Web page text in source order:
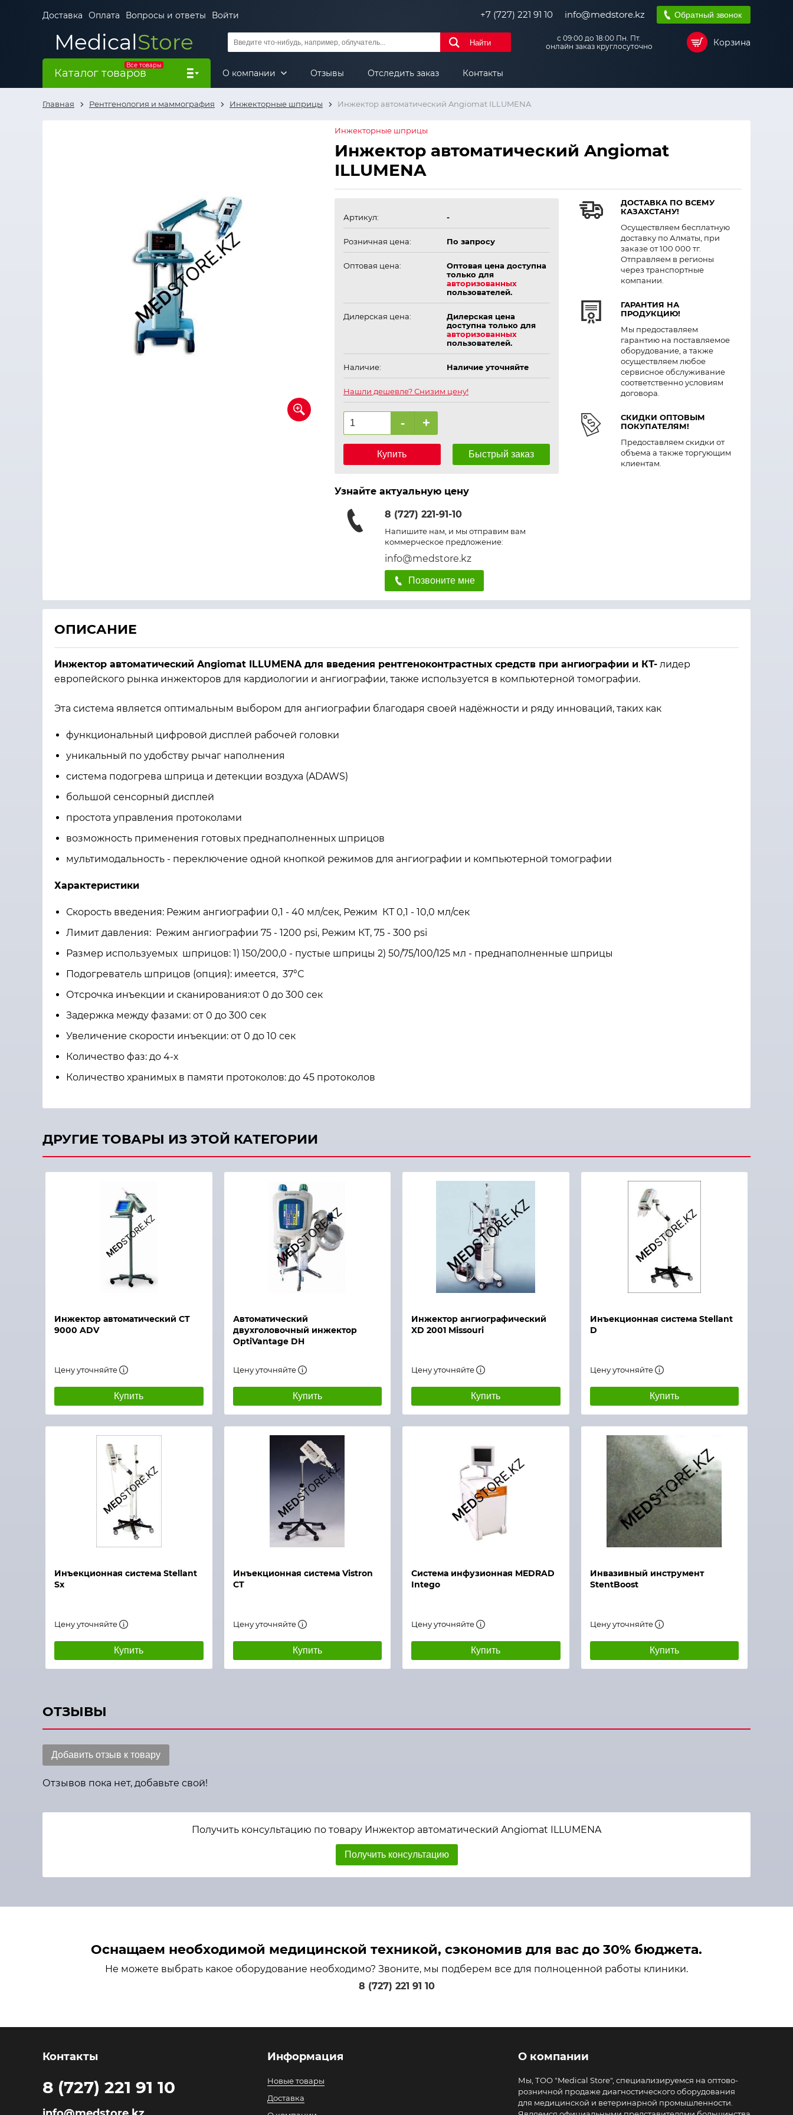
Доставка Оплата Вопросы и ответы Войти +7 (727) 221 91 10 info@medstore.kz Обратный звонок
MedicalStore Найти
с 09:00 до 18:00 Пн. Пт.
онлайн заказ круглосуточно
Корзина
Все товары
Каталог товаров О компании Отзывы Отследить заказ Контакты
Главная Рентгенология и маммография Инжекторные шприцы Инжектор автоматический Angiomat ILLUMENA
Инжекторные шприцы
Инжектор автоматический Angiomat
ILLUMENA
Артикул: -
Розничная цена: По запросу
Оптовая цена:
Оптовая цена доступна
только для
авторизованных
пользователей.
Дилерская цена:
Дилерская цена
доступна только для
авторизованных
пользователей.
Наличие: Наличие уточняйте
Нашли дешевле? Снизим цену!
- +
Купить Быстрый заказ
Узнайте актуальную цену
8 (727) 221-91-10
Напишите нам, и мы отправим вам
коммерческое предложение:
info@medstore.kz
Позвоните мне
ДОСТАВКА ПО ВСЕМУ
КАЗАХСТАНУ!
Осуществляем бесплатную
доставку по Алматы, при
заказе от 100 000 тг.
Отправляем в регионы
через транспортные
компании.
ГАРАНТИЯ НА
ПРОДУКЦИЮ!
Мы предоставляем
гарантию на поставляемое
оборудование, а также
осуществляем любое
сервисное обслуживание
соответственно условиям
договора.
СКИДКИ ОПТОВЫМ
ПОКУПАТЕЛЯМ!
Предоставляем скидки от
объема а также торгующим
клиентам.
ОПИСАНИЕ
Инжектор автоматический Angiomat ILLUMENA для введения рентгеноконтрастных средств при ангиографии и КТ- лидер
европейского рынка инжекторов для кардиологии и ангиографии, также используется в компьютерной томографии.
Эта система является оптимальным выбором для ангиографии благодаря своей надёжности и ряду инноваций, таких как
функциональный цифровой дисплей рабочей головки
уникальный по удобству рычаг наполнения
система подогрева шприца и детекции воздуха (ADAWS)
большой сенсорный дисплей
простота управления протоколами
возможность применения готовых преднаполненных шприцов
мультимодальность - переключение одной кнопкой режимов для ангиографии и компьютерной томографии
Характеристики
Скорость введения: Режим ангиографии 0,1 - 40 мл/сек, Режим КТ 0,1 - 10,0 мл/сек
Лимит давления: Режим ангиографии 75 - 1200 psi, Режим КТ, 75 - 300 psi
Размер используемых шприцов: 1) 150/200,0 - пустые шприцы 2) 50/75/100/125 мл - преднаполненные шприцы
Подогреватель шприцов (опция): имеется, 37°С
Отсрочка инъекции и сканирования:от 0 до 300 сек
Задержка между фазами: от 0 до 300 сек
Увеличение скорости инъекции: от 0 до 10 сек
Количество фаз: до 4-х
Количество хранимых в памяти протоколов: до 45 протоколов
ДРУГИЕ ТОВАРЫ ИЗ ЭТОЙ КАТЕГОРИИ
Инжектор автоматический СT
9000 ADV
Цену уточняйте
Купить
Автоматический
двухголовочный инжектор
OptiVantage DH
Цену уточняйте
Купить
Быстрый просмотр
Инжектор ангиографический
XD 2001 Missouri
Цену уточняйте
Купить
Быстрый просмотр
Инъекционная система Stellant
D
Цену уточняйте
Купить
Инъекционная система Stellant
Sx
Цену уточняйте
Купить
Быстрый просмотр
Инъекционная система Vistron
CT
Цену уточняйте
Купить
Быстрый просмотр
Система инфузионная MEDRAD
Intego
Цену уточняйте
Купить
Инвазивный инструмент
StentBoost
Цену уточняйте
Купить
ОТЗЫВЫ
Добавить отзыв к товару
Отзывов пока нет, добавьте свой!
Получить консультацию по товару Инжектор автоматический Angiomat ILLUMENA
Получить консультацию
Оснащаем необходимой медицинской техникой, сэкономив для вас до 30% бюджета.
Не можете выбрать какое оборудование необходимо? Звоните, мы подберем все для полноценной работы клиники.
8 (727) 221 91 10
Контакты
8 (727) 221 91 10
Информация
Новые товары
Доставка
О компании
Мы, ТОО "Medical Store", специализируемся на оптово-
розничной продаже диагностического оборудования
для медицинской и ветеринарной промышленности.